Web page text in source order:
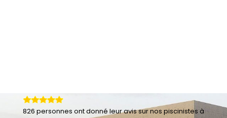
826 personnes ont donné leuravis sur nos piscinistes à